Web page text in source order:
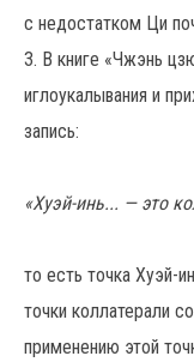
с недостатком Ци
3. В книге «Чжэнь
иглоукалывания и
запись:
«Хуэй-инь... — это
то есть точка Хуэй-
точки коллатерали
применению этой